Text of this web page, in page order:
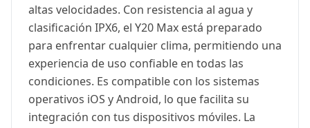
altas velocidades. Con resistencia al agua y
clasificación IPX6, el Y20 Max está preparado
para enfrentar cualquier clima, permitiendo una
experiencia de uso confiable en todas las
condiciones. Es compatible con los sistemas
operativos iOS y Android, lo que facilita su
integración con tus dispositivos móviles. La